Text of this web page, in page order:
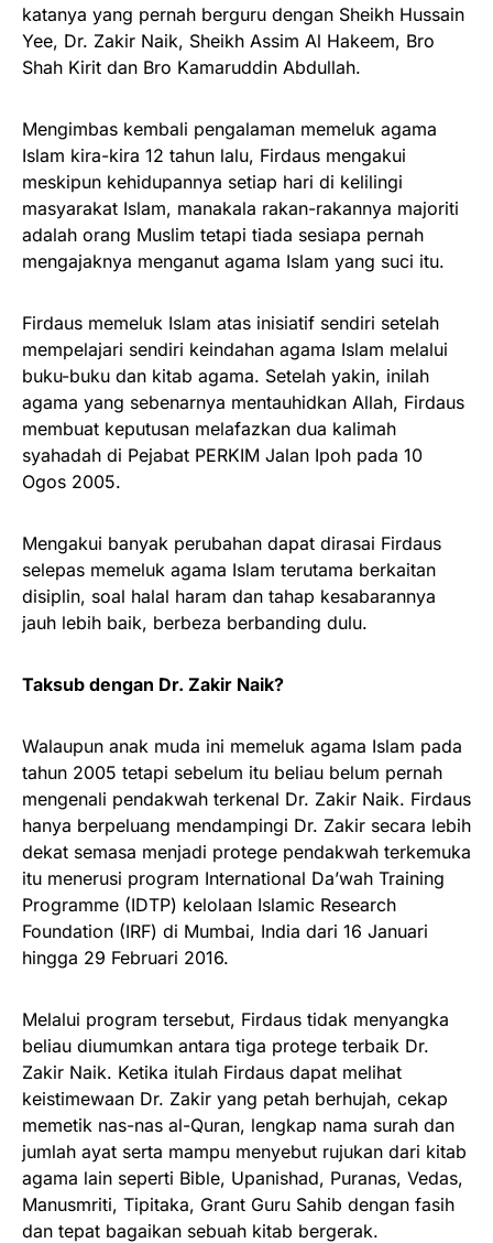
katanya yang pernah berguru dengan Sheikh Hussain
Yee, Dr. Zakir Naik, Sheikh Assim Al Hakeem, Bro
Shah Kirit dan Bro Kamaruddin Abdullah.
Mengimbas kembali pengalaman memeluk agama
Islam kira-kira 12 tahun lalu, Firdaus mengakui
meskipun kehidupannya setiap hari di kelilingi
masyarakat Islam, manakala rakan-rakannya majoriti
adalah orang Muslim tetapi tiada sesiapa pernah
mengajaknya menganut agama Islam yang suci itu.
Firdaus memeluk Islam atas inisiatif sendiri setelah
mempelajari sendiri keindahan agama Islam melalui
buku-buku dan kitab agama. Setelah yakin, inilah
agama yang sebenarnya mentauhidkan Allah, Firdaus
membuat keputusan melafazkan dua kalimah
syahadah di Pejabat PERKIM Jalan Ipoh pada 10
Ogos 2005.
Mengakui banyak perubahan dapat dirasai Firdaus
selepas memeluk agama Islam terutama berkaitan
disiplin, soal halal haram dan tahap kesabarannya
jauh lebih baik, berbeza berbanding dulu.
Taksub dengan Dr. Zakir Naik?
Walaupun anak muda ini memeluk agama Islam pada
tahun 2005 tetapi sebelum itu beliau belum pernah
mengenali pendakwah terkenal Dr. Zakir Naik. Firdaus
hanya berpeluang mendampingi Dr. Zakir secara lebih
dekat semasa menjadi protege pendakwah terkemuka
itu menerusi program International Da’wah Training
Programme (IDTP) kelolaan Islamic Research
Foundation (IRF) di Mumbai, India dari 16 Januari
hingga 29 Februari 2016.
Melalui program tersebut, Firdaus tidak menyangka
beliau diumumkan antara tiga protege terbaik Dr.
Zakir Naik. Ketika itulah Firdaus dapat melihat
keistimewaan Dr. Zakir yang petah berhujah, cekap
memetik nas-nas al-Quran, lengkap nama surah dan
jumlah ayat serta mampu menyebut rujukan dari kitab
agama lain seperti Bible, Upanishad, Puranas, Vedas,
Manusmriti, Tipitaka, Grant Guru Sahib dengan fasih
dan tepat bagaikan sebuah kitab bergerak.